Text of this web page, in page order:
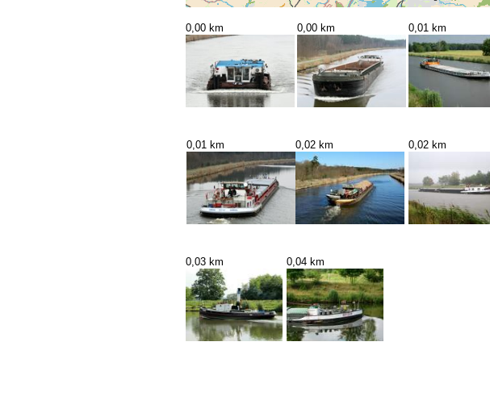
0,00 km 0,00 km 0,01 km
0,01 km 0,02 km 0,02 km
0,03 km 0,04 km